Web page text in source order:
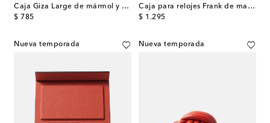
Caja Giza Large de mármol y piel
$ 785
original price
Caja para relojes Frank de madera y piel
$ 1.295
original price
Nueva temporada Nueva temporada